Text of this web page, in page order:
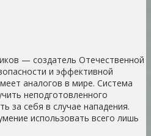
— создатель Отечественной
и эффективной
аналогов в мире. Система
неподготовленного
за себя в случае нападения.
использовать всего лишь